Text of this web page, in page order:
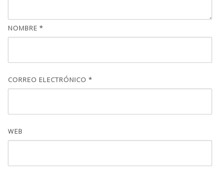
NOMBRE *
CORREO ELECTRÓNICO *
WEB